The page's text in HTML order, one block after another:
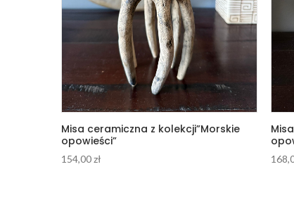
Misa ceramiczna z kolekcji”Morskie
opowieści”
154,00zł